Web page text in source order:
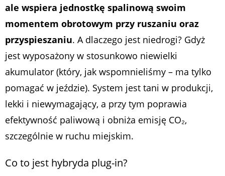
ale wspiera jednostkę spalinową swoim
momentem obrotowym przy ruszaniu oraz
przyspieszaniu. A dlaczego jest niedrogi? Gdyż
jest wyposażony w stosunkowo niewielki
akumulator (który, jak wspomnieliśmy – ma tylko
pomagać w jeździe). System jest tani w produkcji,
lekki i niewymagający, a przy tym poprawia
efektywność paliwową i obniża emisję CO₂,
szczególnie w ruchu miejskim.
Co to jest hybryda plug-in?